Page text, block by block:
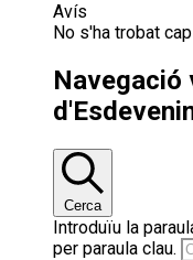
Avís
No s'ha trobat
Navegació
Cerca
Introduïu la
per paraula clau.